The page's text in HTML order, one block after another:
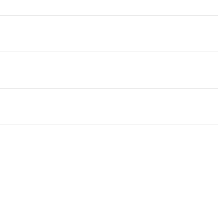
Emballage
Volume de la boîte extérieure